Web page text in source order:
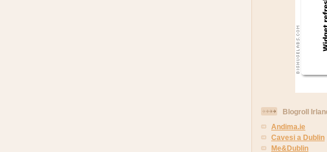
Blogroll
Andima.ie
Cavesi a Dublin
Me&Dublin